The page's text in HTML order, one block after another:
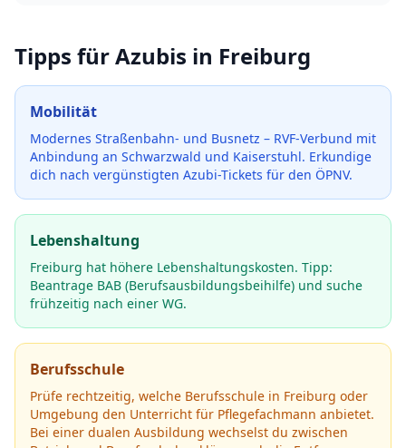
Tipps für Azubis in Freiburg
Mobilität
Modernes Straßenbahn- und Busnetz – RVF-Verbund mit
Anbindung an Schwarzwald und Kaiserstuhl. Erkundige
dich nach vergünstigten Azubi-Tickets für den ÖPNV.
Lebenshaltung
Freiburg hat höhere Lebenshaltungskosten. Tipp:
Beantrage BAB (Berufsausbildungsbeihilfe) und suche
frühzeitig nach einer WG.
Berufsschule
Prüfe rechtzeitig, welche Berufsschule in Freiburg oder
Umgebung den Unterricht für Pflegefachmann anbietet.
Bei einer dualen Ausbildung wechselst du zwischen